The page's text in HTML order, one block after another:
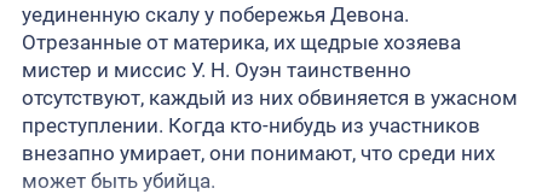
уединенную скалу у побережья Девона.
Отрезанные от материка, их щедрые хозяева
мистер и миссис У. Н. Оуэн таинственно
отсутствуют, каждый из них обвиняется в ужасном
преступлении. Когда кто-нибудь из участников
внезапно умирает, они понимают, что среди них
может быть убийца.